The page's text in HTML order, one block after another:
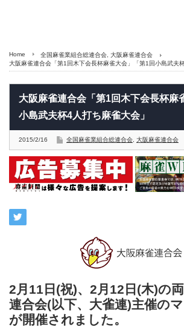
Home 全国麻雀業組合総連合会 大阪麻雀連合会
大阪麻雀連合会「第1回木下会長杯麻雀大会」「第1回小島武夫
大阪麻雀連合会「第1回木下会長杯麻
小島武夫杯4人打ち麻雀大会」
2015/2/16 全国麻雀業組合総連合会 大阪麻雀連合会
2月11日(祝)、2月12日(木)の
連合会(以下、大雀連)主催の
が開催されました。